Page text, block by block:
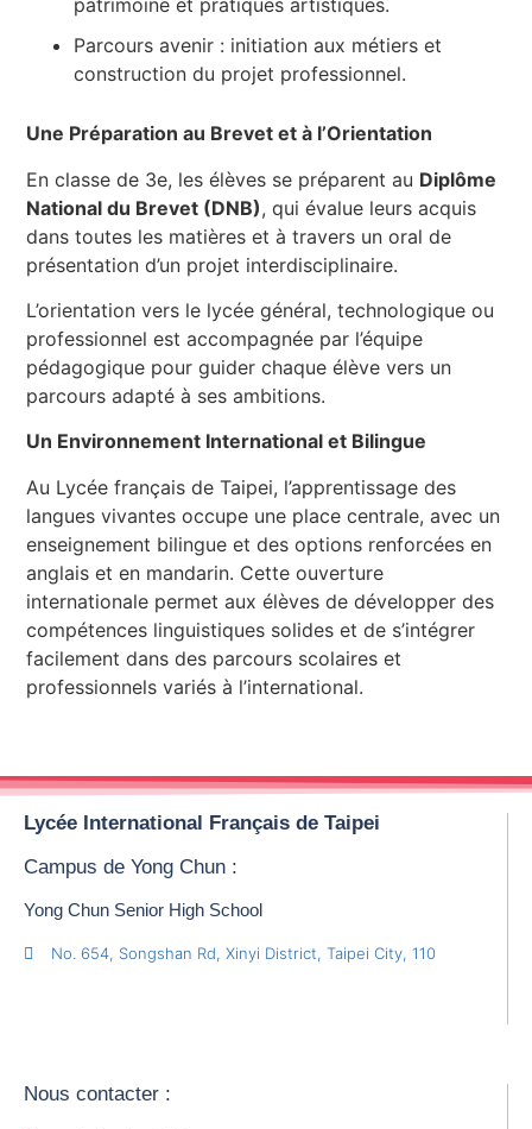
patrimoine et pratiques artistiques.
Parcours avenir : initiation aux métiers et
construction du projet professionnel.
Une Préparation au Brevet et à l’Orientation
En classe de 3e, les élèves se préparent au Diplôme
National du Brevet (DNB), qui évalue leurs acquis
dans toutes les matières et à travers un oral de
présentation d’un projet interdisciplinaire.
L’orientation vers le lycée général, technologique ou
professionnel est accompagnée par l’équipe
pédagogique pour guider chaque élève vers un
parcours adapté à ses ambitions.
Un Environnement International et Bilingue
Au Lycée français de Taipei, l’apprentissage des
langues vivantes occupe une place centrale, avec un
enseignement bilingue et des options renforcées en
anglais et en mandarin. Cette ouverture
internationale permet aux élèves de développer des
compétences linguistiques solides et de s’intégrer
facilement dans des parcours scolaires et
professionnels variés à l’international.
Lycée International Français de Taipei
Campus de Yong Chun :
Yong Chun Senior High School
No. 654, Songshan Rd, Xinyi District, Taipei City, 110
Nous contacter :